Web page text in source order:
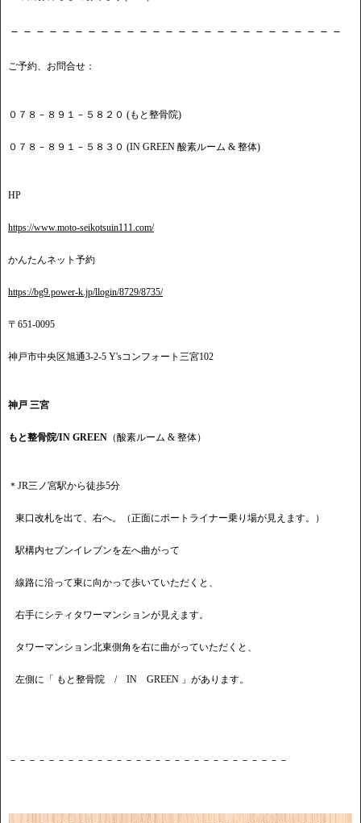
－－－－－－－－－－－－－－－－－－－－－－－－－－
ご予約、お問合せ：
０７８－８９１－５８２０ (もと整骨院)
０７８－８９１－５８３０ (IN GREEN 酸素ルーム & 整体)
HP
https://www.moto-seikotsuin111.com/
かんたんネット予約
https://bg9.power-k.jp/llogin/8729/8735/
〒651-0095
神戸市中央区旭通3-2-5 Y'sコンフォート三宮102
神戸 三宮
もと整骨院/IN GREEN （酸素ルーム & 整体）
＊JR三ノ宮駅から徒歩5分
東口改札を出て、右へ。（正面にポートライナー乗り場が見えます。）
駅構内セブンイレブンを左へ曲がって
線路に沿って東に向かって歩いていただくと、
右手にシティタワーマンションが見えます。
タワーマンション北東側角を右に曲がっていただくと、
左側に「 もと整骨院 / IN GREEN 」があります。
－－－－－－－－－－－－－－－－－－－－－－－－－－－－－